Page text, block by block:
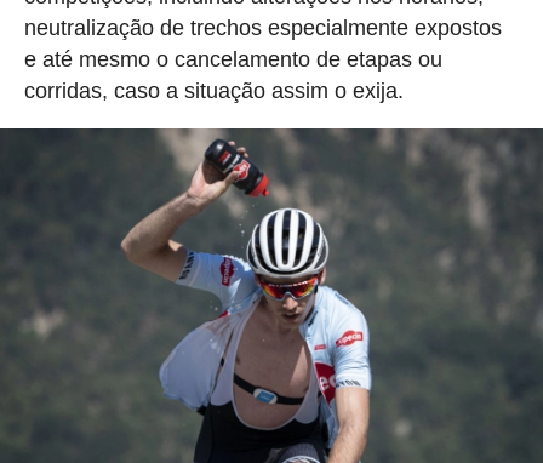
neutralização de trechos especialmente expostos
e até mesmo o cancelamento de etapas ou
corridas, caso a situação assim o exija.